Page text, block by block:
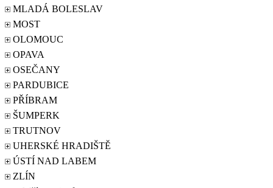
MLADÁ BOLESLAV
MOST
OLOMOUC
OPAVA
OSEČANY
PARDUBICE
PŘÍBRAM
ŠUMPERK
TRUTNOV
UHERSKÉ HRADIŠTĚ
ÚSTÍ NAD LABEM
ZLÍN